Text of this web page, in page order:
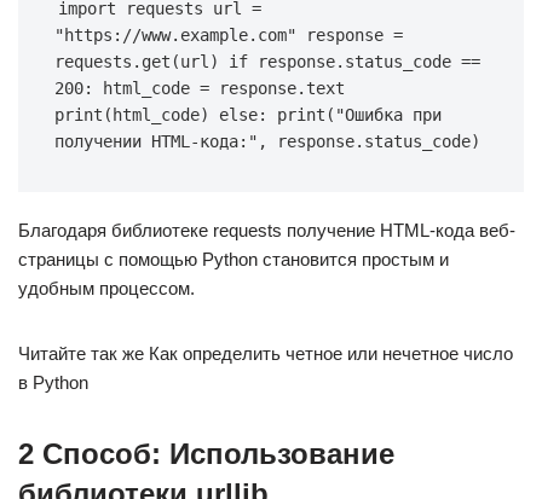
import requests url =
"https://www.example.com" response =
requests.get(url) if response.status_code ==
200: html_code = response.text
print(html_code) else: print("Ошибка при
получении HTML-кода:", response.status_code)
Благодаря библиотеке requests получение HTML-кода веб-
страницы с помощью Python становится простым и
удобным процессом.
Читайте так же Как определить четное или нечетное число
в Python
2 Способ: Использование